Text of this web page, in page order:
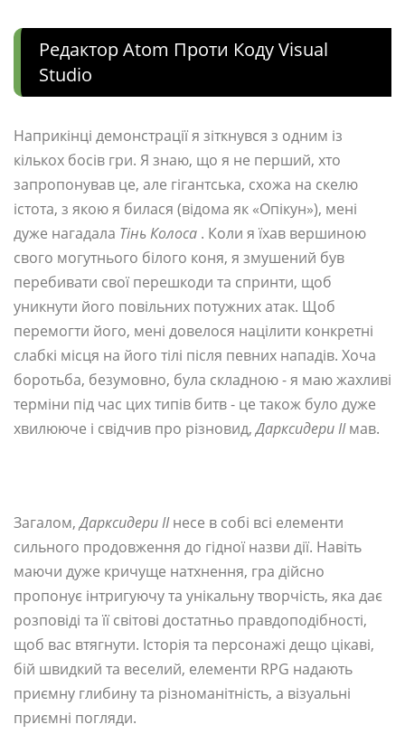
Редактор Atom Проти Коду Visual
Studio
Наприкінці демонстрації я зіткнувся з одним із
кількох босів гри. Я знаю, що я не перший, хто
запропонував це, але гігантська, схожа на скелю
істота, з якою я билася (відома як «Опікун»), мені
дуже нагадала Тінь Колоса . Коли я їхав вершиною
свого могутнього білого коня, я змушений був
перебивати свої перешкоди та спринти, щоб
уникнути його повільних потужних атак. Щоб
перемогти його, мені довелося націлити конкретні
слабкі місця на його тілі після певних нападів. Хоча
боротьба, безумовно, була складною - я маю жахливі
терміни під час цих типів битв - це також було дуже
хвилююче і свідчив про різновид,Дарксидери IIмав.
Загалом,Дарксидери IIнесе в собі всі елементи
сильного продовження до гідної назви дії. Навіть
маючи дуже кричуще натхнення, гра дійсно
пропонує інтригуючу та унікальну творчість, яка дає
розповіді та її світові достатньо правдоподібності,
щоб вас втягнути. Історія та персонажі дещо цікаві,
бій швидкий та веселий, елементи RPG надають
приємну глибину та різноманітність, а візуальні
приємні погляди.